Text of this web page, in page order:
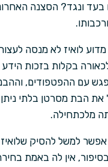
ונגד? הסצנה
לואיז לא מנסה
בקלות בזכות
עם ההפטפודים,
הבת מסרטן בלתי ניתן
מלכתחילה.
למשל להסיק
אין לה באמת